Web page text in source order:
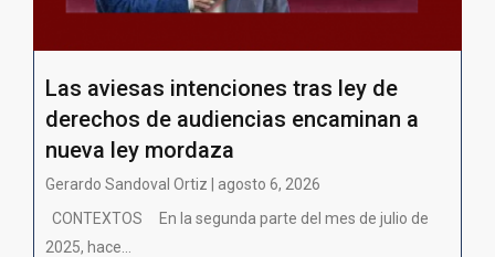
Las aviesas intenciones tras ley de
derechos de audiencias encaminan a
nueva ley mordaza
Gerardo Sandoval Ortiz | agosto 6, 2026
CONTEXTOS En la segunda parte del mes de julio de
2025, hace...